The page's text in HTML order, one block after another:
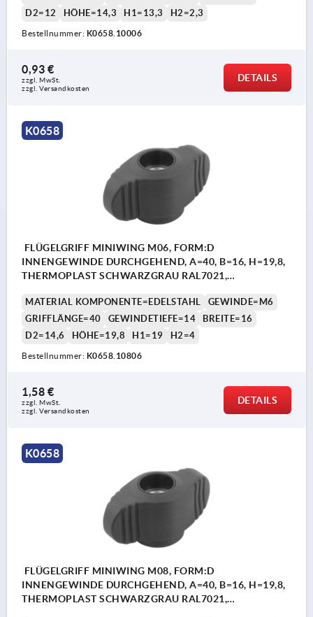
D2=12
HÖHE=14,3 H1=13,3 H2=2,3
Bestellnummer: K0658.10006
0,93 €
zzgl. MwSt.
zzgl. Versandkosten
DETAILS
K0658
FLÜGELGRIFF MINIWING M06, FORM:D
INNENGEWINDE DURCHGEHEND, A=40, B=16, H=19,8,
THERMOPLAST SCHWARZGRAU RAL7021,
MATERIAL KOMPONENTE=EDELSTAHL
GEWINDE=M6
GRIFFLÄNGE=40
GEWINDETIEFE=14
BREITE=16
D2=14,6
HÖHE=19,8 H1=19 H2=4
Bestellnummer: K0658.10806
1,58 €
zzgl. MwSt.
zzgl. Versandkosten
DETAILS
K0658
FLÜGELGRIFF MINIWING M08, FORM:D
INNENGEWINDE DURCHGEHEND, A=40, B=16, H=19,8,
THERMOPLAST SCHWARZGRAU RAL7021,